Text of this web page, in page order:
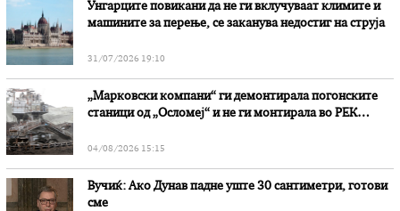
Унгарците повикани да не ги вклучуваат климите и
машините за перење, се заканува недостиг на струја
31/07/2026 19:10
„Марковски компани“ ги демонтирала погонските
станици од „Осломеј“ и не ги монтирала во РЕК
04/08/2026 15:15
Вучиќ: Ако Дунав падне уште 30 сантиметри, готови
сме